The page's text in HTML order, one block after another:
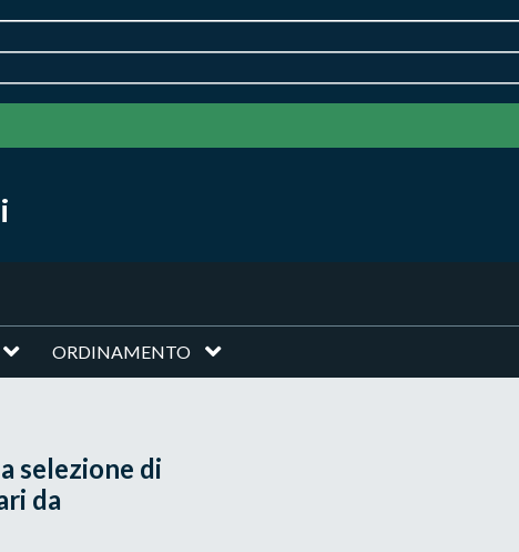
ORDINAMENTO
selezione di
da